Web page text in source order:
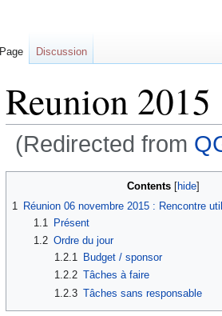
Reunion 2015
(Redirected from
Contents
1
Réunion 06 novembre 2015 : Rencontre
1.1
Présent
1.2 Ordre du jour
1.2.1
Budget / sponsor
1.2.2 Tâches à faire
1.2.3 Tâches sans responsable
Page Discussion